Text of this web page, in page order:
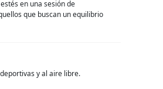
en una sesión de
que buscan un equilibrio
y al aire libre.